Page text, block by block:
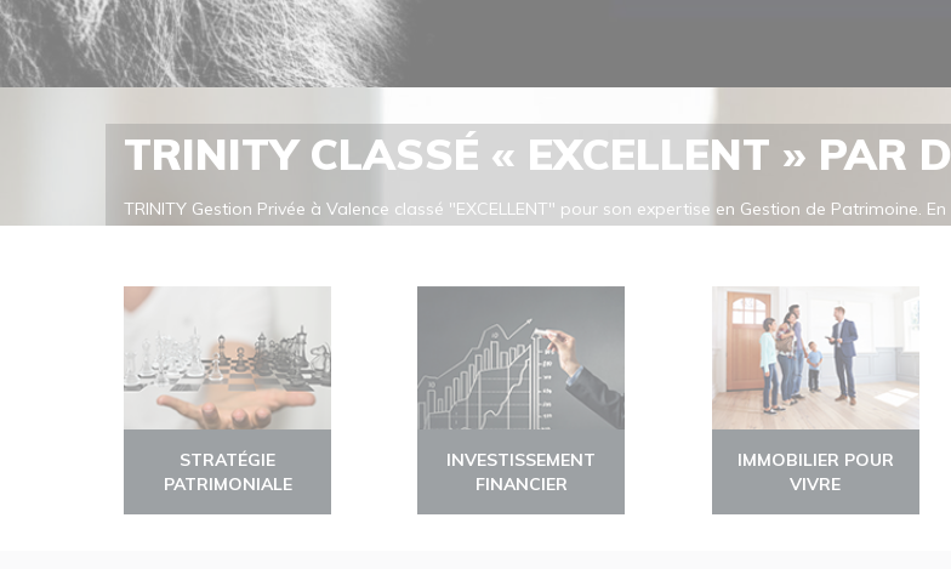
TRINITY CLASSÉ « EXCELLENT » PAR
TRINITY Gestion Privée à Valence classé "EXCELLENT" pour son expertise en Gestion de Patrimoine.
classe TRINITY Gestion Privée dans la catégorie "Excellent" pour son expertise en Gestion de
En savoir plus
STRATÉGIE
PATRIMONIALE
INVESTISSEMENT
FINANCIER
IMMOBILIER POUR
VIVRE